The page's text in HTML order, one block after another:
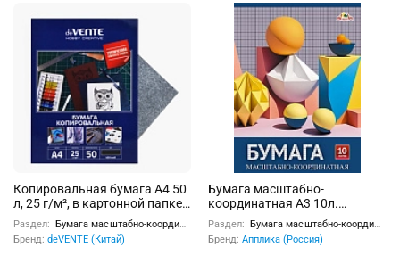
Копировальная бумага A4 50
л, 25 г/м², в картонной папке,
черная
Раздел: Бумага масштабно-координатная, копировальная бумага
Бренд: deVENTE (Китай)
Бумага масштабно-
координатная А3 10л.
"Геометрические фигуры"
Раздел: Бумага масштабно-координатная, копировальная бумага
Бренд: Апплика (Россия)